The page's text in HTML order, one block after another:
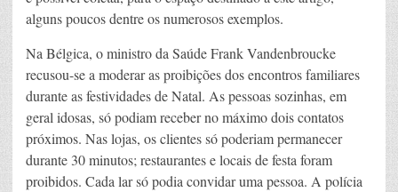
alguns poucos dentre os numerosos exemplos.
Na Bélgica, o ministro da Saúde Frank Vandenbroucke
recusou-se a moderar as proibições dos encontros familiares
durante as festividades de Natal. As pessoas sozinhas, em
geral idosas, só podiam receber no máximo dois contatos
próximos. Nas lojas, os clientes só poderiam permanecer
durante 30 minutos; restaurantes e locais de festa foram
proibidos. Cada lar só podia convidar uma pessoa. A polícia